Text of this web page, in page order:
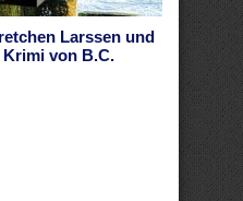
Larssen und
von B.C.